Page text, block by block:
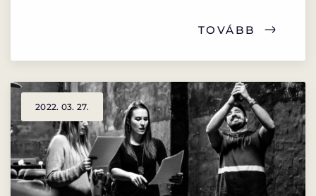
ELŐADÁSOK
ELŐADÁSOK LISTÁJA
NAPTÁR
JEGYVÁSÁRLÁS
TOVÁBB
2022. 03. 27.